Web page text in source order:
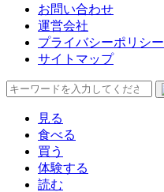
お問い合わせ
運営会社
プライバシーポリシー
サイトマップ
検
見る
食べる
買う
体験する
読む